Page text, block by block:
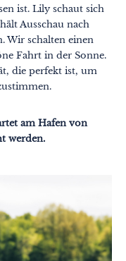
ist. Lily schaut sich
Ausschau nach
Wir schalten einen
Fahrt in der Sonne.
die perfekt ist, um
am Hafen von
werden.